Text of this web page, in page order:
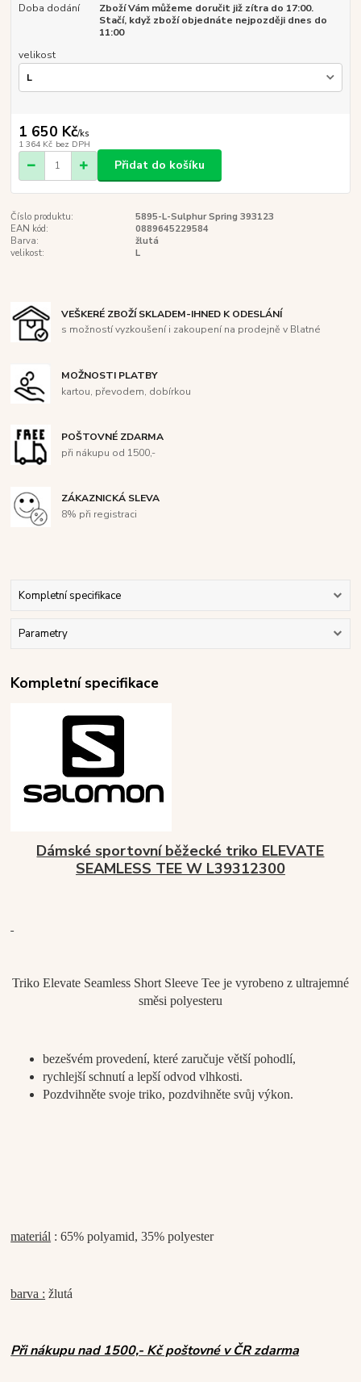
Doba dodání
Zboží Vám můžeme doručit již zítra do 17:00.
Stačí, když zboží objednáte nejpozději dnes do
11:00
velikost
1 650 Kč/ks
1 364 Kč bez DPH
Přidat do košíku
Číslo produktu:
5895-L-Sulphur Spring 393123
EAN kód:
0889645229584
Barva:
žlutá
velikost:
L
VEŠKERÉ ZBOŽÍ SKLADEM-IHNED K ODESLÁNÍ
s možností vyzkoušení i zakoupení na prodejně v Blatné
MOŽNOSTI PLATBY
kartou, převodem, dobírkou
POŠTOVNÉ ZDARMA
při nákupu od 1500,-
ZÁKAZNICKÁ SLEVA
8% při registraci
Kompletní specifikace
Parametry
Kompletní specifikace
Dámské sportovní běžecké triko ELEVATE
SEAMLESS TEE W L39312300
Triko Elevate Seamless Short Sleeve Tee je vyrobeno z ultrajemné
směsi polyesteru
bezešvém provedení, které zaručuje větší pohodlí,
rychlejší schnutí a lepší odvod vlhkosti.
Pozdvihněte svoje triko, pozdvihněte svůj výkon.
materiál : 65% polyamid, 35% polyester
barva : žlutá
Při nákupu nad 1500,- Kč poštovné v ČR zdarma